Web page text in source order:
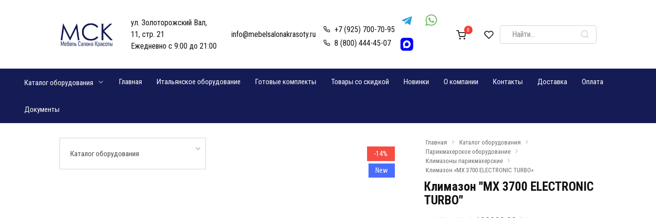
ул. Золоторожский Вал,
11, стр. 21
Ежедневно с 9:00 до 21:00
info@mebelsalonakrasoty.ru
+7 (925) 700-70-95
8 (800) 444-45-07
0
Search
for:
Каталог оборудования Главная Итальянское оборудование Готовые комплекты Товары со скидкой Новинки О компании Контакты Доставка Оплата
Документы
-14%
New
Главная
Каталог оборудования
Парикмахерское оборудование
Климазоны парикмахерские
Климазон «MX 3700 ELECTRONIC TURBO»
Климазон "MX 3700 ELECTRONIC
TURBO"
Каталог оборудования